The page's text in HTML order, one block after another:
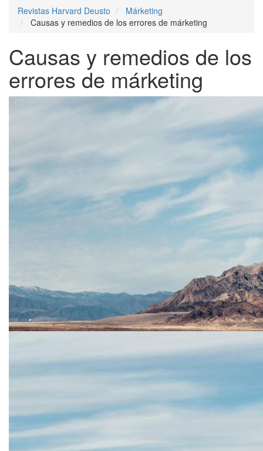
Revistas Harvard Deusto
Márketing
Causas y remedios de los errores de márketing
Causas y remedios de los
errores de márketing